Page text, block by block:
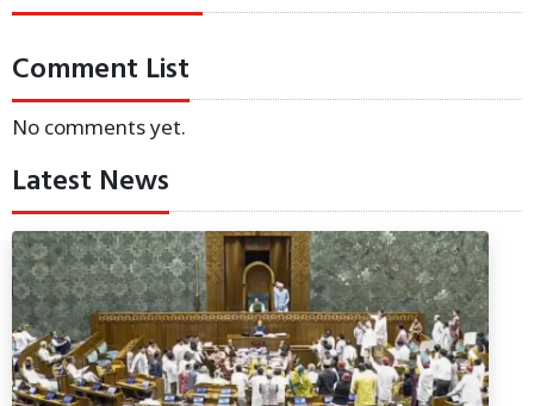
Comment List
No comments yet.
Latest News